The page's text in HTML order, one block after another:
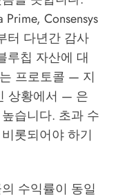
Consensys
터 다년간 감사
루칩 자산에 대
프로토콜 — 지
상황에서 — 은
습니다. 초과 수
롯되어야 하기
수익률이 동일